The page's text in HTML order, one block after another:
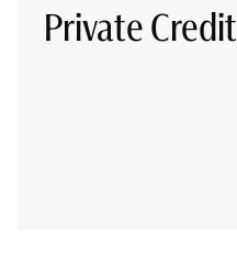
Private Credit